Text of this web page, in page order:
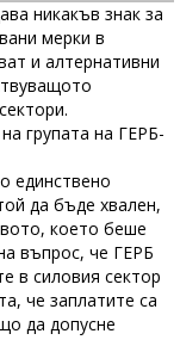
никакъв знак за
мерки в
и алтернативни
групата на ГЕРБ-
единствено
да бъде хвален,
което беше
въпрос, че ГЕРБ
в силовия сектор
че заплатите са
да допусне